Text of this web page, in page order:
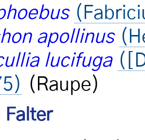
apollinus
lucifuga
(Raupe)
Falter